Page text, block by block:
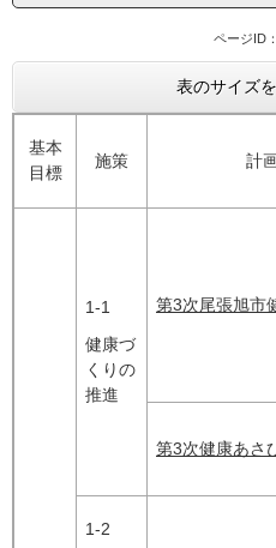
ページID
表のサイズ
基本
目標
施策 計
1-1
健康づ
くりの
推進
第3次尾張旭市
第3次健康あさ
1-2